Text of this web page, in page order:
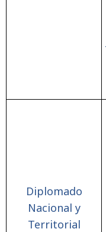
Diplomado
Nacional y
Territorial